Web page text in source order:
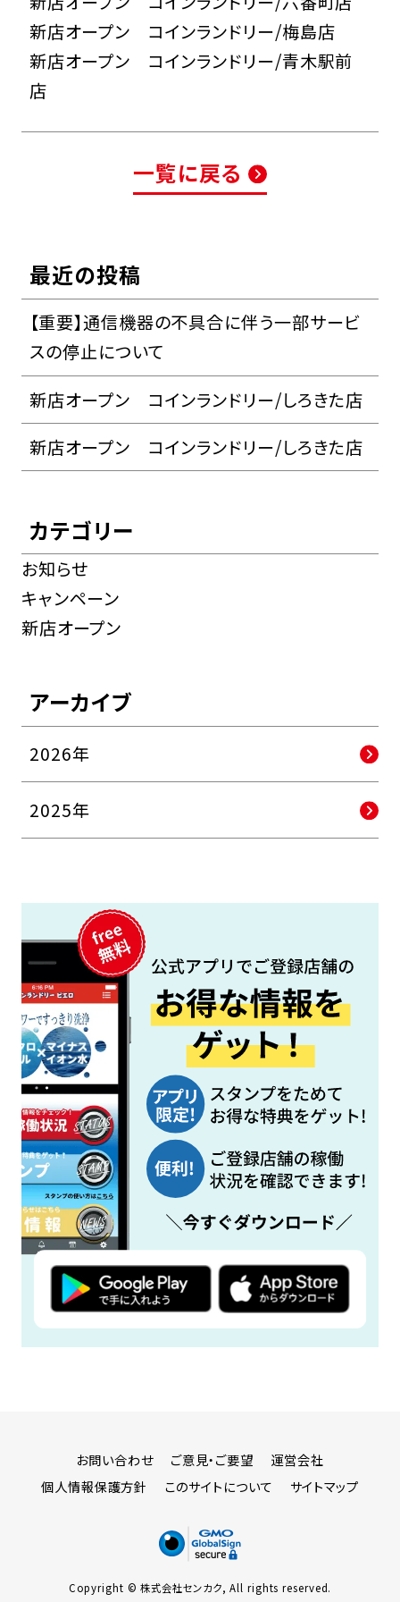
新店オープン コインランドリー/梅島店
新店オープン コインランドリー/青木駅前
店
一覧に戻る
最近の投稿
【重要】通信機器の不具合に伴う一部サービ
スの停止について
新店オープン コインランドリー/しろきた店
新店オープン コインランドリー/しろきた店
カテゴリー
お知らせ
キャンペーン
新店オープン
アーカイブ
2026年
2025年
お問い合わせ ご意見・ご要望
運営会社
個人情報保護方針
このサイトについて サイトマップ
Copyright © 株式会社センカク, All rights reserved.